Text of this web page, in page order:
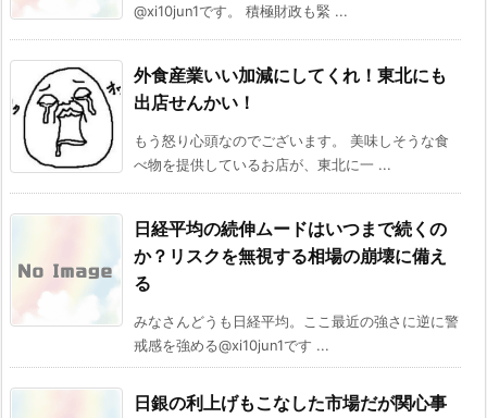
@xi10jun1です。 積極財政も緊 ...
外食産業いい加減にしてくれ！東北にも
出店せんかい！
もう怒り心頭なのでございます。 美味しそうな食
べ物を提供しているお店が、東北に一 ...
日経平均の続伸ムードはいつまで続くの
か？リスクを無視する相場の崩壊に備え
る
みなさんどうも日経平均。ここ最近の強さに逆に警
戒感を強める@xi10jun1です ...
日銀の利上げもこなした市場だが関心事